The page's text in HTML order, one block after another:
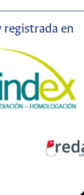
registrada en